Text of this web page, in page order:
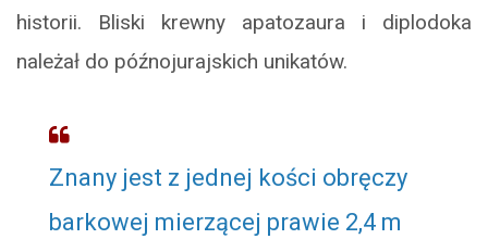
historii. Bliski krewny apatozaura i diplodoka
należał do późnojurajskich unikatów.
Znany jest z jednej kości obręczy
barkowej mierzącej prawie 2,4 m